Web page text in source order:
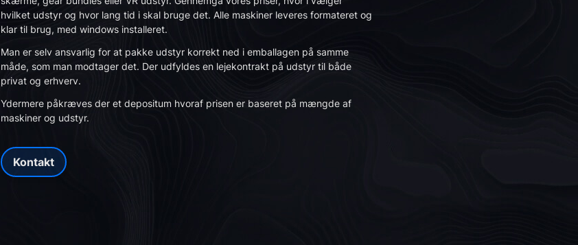
hvilket udstyr og hvor lang tid i skal bruge det. Alle maskiner leveres formateret og
klar til brug, med windows installeret.
Man er selv ansvarlig for at pakke udstyr korrekt ned i emballagen på samme
måde, som man modtager det. Der udfyldes en lejekontrakt på udstyr til både
privat og erhverv.
Ydermere påkræves der et depositum hvoraf prisen er baseret på mængde af
maskiner og udstyr.
Kontakt